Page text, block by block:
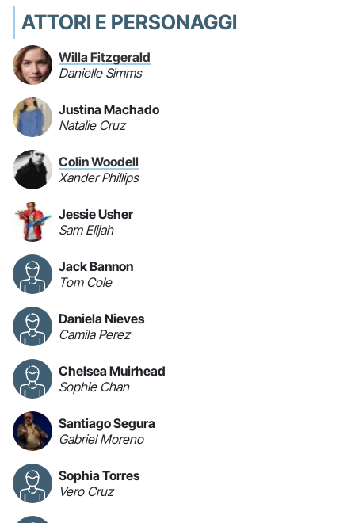
ATTORI E PERSONAGGI
Willa Fitzgerald
Danielle Simms
Justina Machado
Natalie Cruz
Colin Woodell
Xander Phillips
Jessie Usher
Sam Elijah
Jack Bannon
Tom Cole
Daniela Nieves
Camila Perez
Chelsea Muirhead
Sophie Chan
Santiago Segura
Gabriel Moreno
Sophia Torres
Vero Cruz